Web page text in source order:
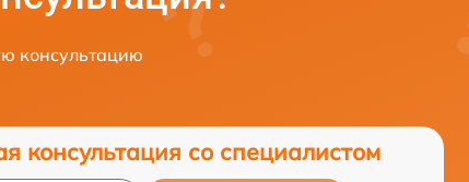
консультацию
консультация со специалистом